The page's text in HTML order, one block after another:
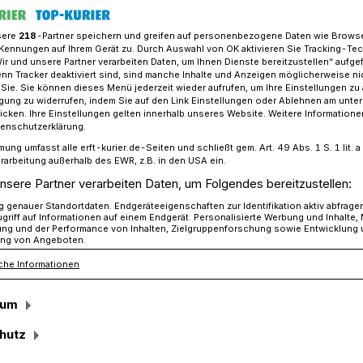
voll: Unternehmerschaft Niederrhein bekommt 440 Päckchen für
bekommt 440 Päckchen für
der Aktion „Weihnachten im
Niederrhein“ über
der Region. Das sind 140 Kartons
218-Partner speichern und greifen auf personenbezogene Daten wie
auf Ihrem Gerät zu. Durch Auswahl von OK aktivieren Sie Tracking-
und unsere Partner verarbeiten Daten, um Ihnen Dienste bereitzustellen“
Tracker deaktiviert sind, sind manche Inhalte und Anzeigen möglicherweise
Sie können dieses Menü jederzeit wieder aufrufen, um Ihre Einstellungen zu
zu widerrufen, indem Sie auf den Link Einstellungen oder Ablehnen am
Ihre Einstellungen gelten innerhalb unseres Website. Weitere
umfasst alle erft-kurier.de-Seiten und schließt gem. Art. 49 Abs. 1 S. 1 lit. a
außerhalb des EWR, z.B. in den USA ein.
Partner verarbeiten Daten, um Folgendes bereitzustellen:
genauer Standortdaten. Endgeräteeigenschaften zur Identifikation aktiv
auf Informationen auf einem Endgerät. Personalisierte Werbung und Inhalte,
und der Performance von Inhalten, Zielgruppenforschung sowie Entwicklung
von Angeboten.
Informationen